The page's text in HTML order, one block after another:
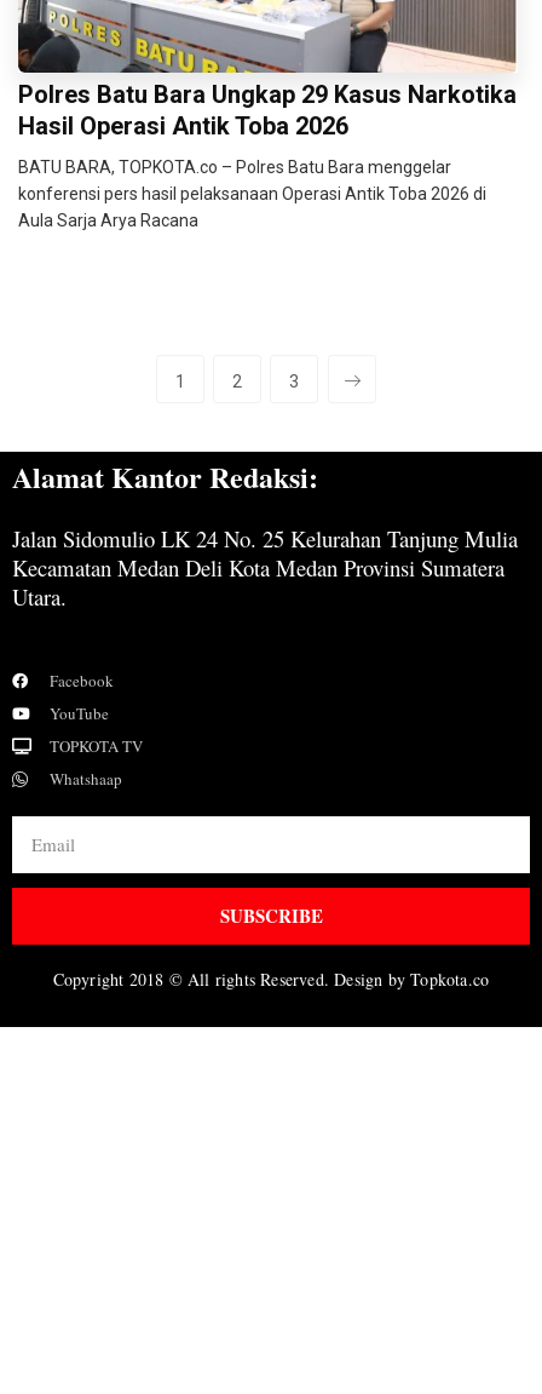
Polres Batu Bara Ungkap 29 Kasus Narkotika
Hasil Operasi Antik Toba 2026
BATU BARA, TOPKOTA.co – Polres Batu Bara menggelar
konferensi pers hasil pelaksanaan Operasi Antik Toba 2026 di
Aula Sarja Arya Racana
1 2 3
Alamat Kantor Redaksi:
Jalan Sidomulio LK 24 No. 25 Kelurahan Tanjung Mulia
Kecamatan Medan Deli Kota Medan Provinsi Sumatera
Utara.
Facebook
YouTube
TOPKOTA TV
Whatshaap
SUBSCRIBE
Copyright 2018 © All rights Reserved. Design by Topkota.co